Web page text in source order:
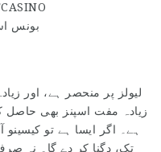
100 بونس
زیادہ مفت اسپنز بھی حاصل